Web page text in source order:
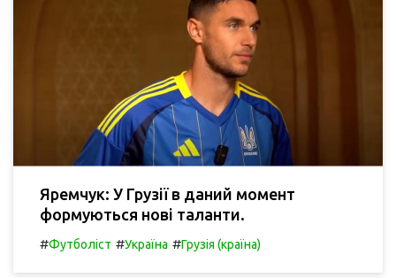
Яремчук: У Грузії в даний момент
формуються нові таланти.
#Футболіст #Україна #Грузія (країна)